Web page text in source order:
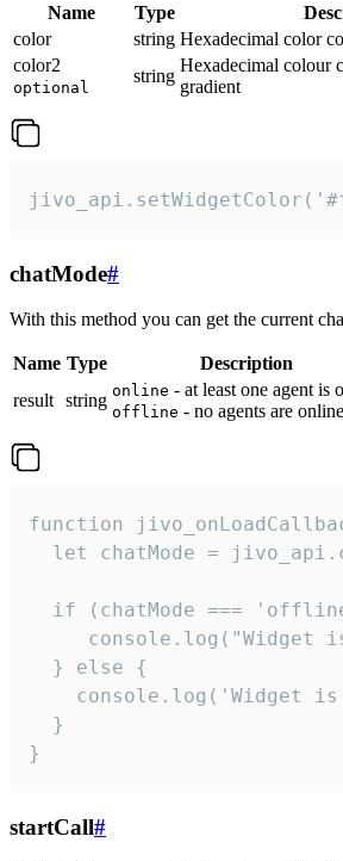
Name Type
color
string Hexadecimal color
color2
optional
string
Hexadecimal colour
gradient
chatMode#
With this method you can get the current
Name Type
Description
result string online - at least one agent is
offline - no agents are online
function
let chatMode =
if (chatMode ===
console.log("Widget
  } else {
console.log('Widget is
  }
}
startCall#